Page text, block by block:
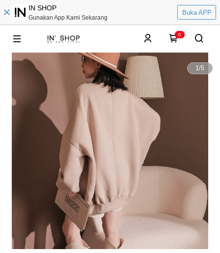
IN SHOP
Gunakan App Kami Sekarang
Buka APP
0
1/5